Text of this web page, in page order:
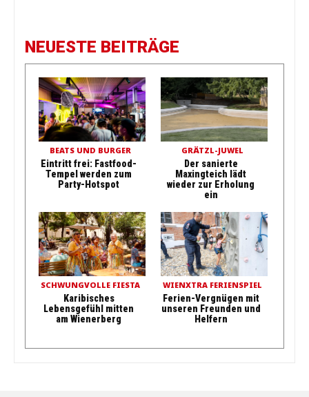
NEUESTE BEITRÄGE
BEATS UND BURGER
Eintritt frei: Fastfood-
Tempel werden zum
Party-Hotspot
GRÄTZL-JUWEL
Der sanierte
Maxingteich lädt
wieder zur Erholung
ein
SCHWUNGVOLLE FIESTA
Karibisches
Lebensgefühl mitten
am Wienerberg
WIENXTRA FERIENSPIEL
Ferien-Vergnügen mit
unseren Freunden und
Helfern